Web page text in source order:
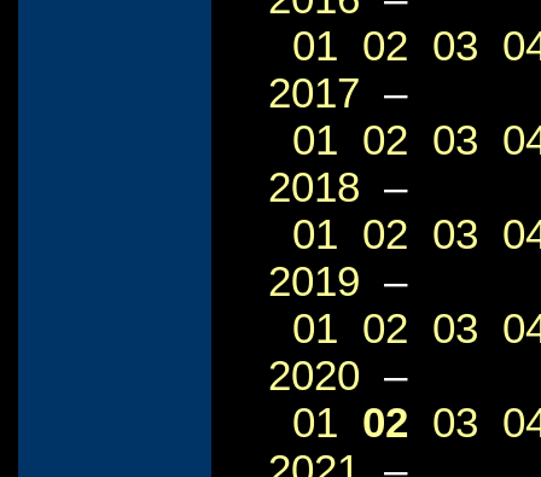
01 02 03
2017 –
01 02 03
2018 –
01 02 03
2019 –
01 02 03
2020 –
01 02 03